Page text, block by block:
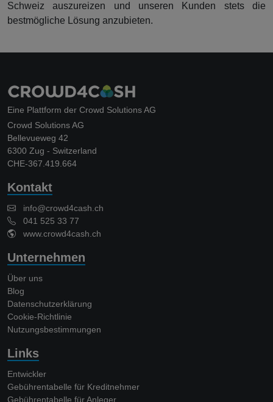
Schweiz auszureizen und unseren Kunden stets die
bestmögliche Lösung anzubieten.
Eine Plattform der Crowd Solutions AG
Crowd Solutions AG
Bellevueweg 42
6300 Zug - Switzerland
CHE-367.419.664
Kontakt
info@crowd4cash.ch
041 525 33 77
www.crowd4cash.ch
Unternehmen
Über uns
Blog
Datenschutzerklärung
Cookie-Richtlinie
Nutzungsbestimmungen
Links
Entwickler
Gebührentabelle für Kreditnehmer
Gebührentabelle für Anleger